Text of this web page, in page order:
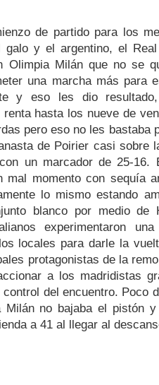
de partido para los
galo y el argentino, el
Olimpia Milán que no se
una marcha más para
y eso les dio
renta hasta los nueve de
pero eso no les bastaba
de Poirier casi sobre
un marcador de 25-16.
mal momento con sequía
lo mismo estando
blanco por medio de
experimentaron
locales para darle la
protagonistas de la
a los madridistas
control del encuentro. Poco
Milán no bajaba el pistón
a 41 al llegar al